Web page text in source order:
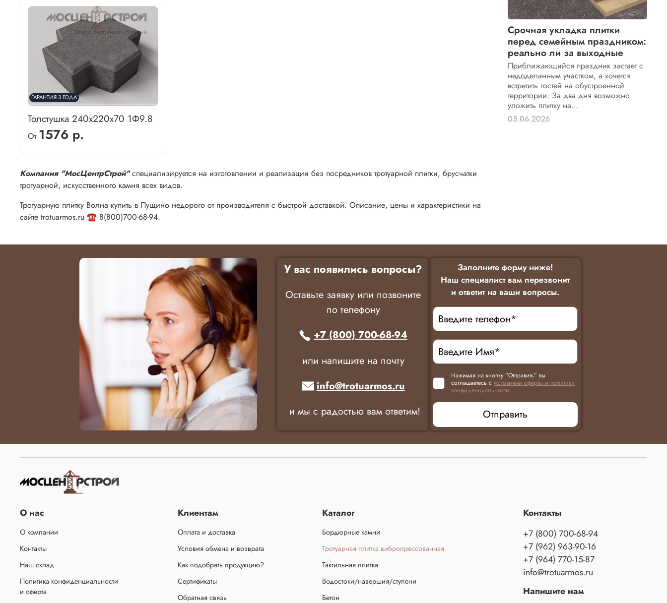
ГАРАНТИЯ 3 ГОДА
Толстушка 240х220х70 1Ф9.8
От 1576 р.
Компания "МосЦентрСтрой"специализируется на изготовлении и реализации без посредников тротуарной плитки, брусчатки
тротуарной, искусственного камня всех видов.
Тротуарную плитку Волна купить в Пущино недорого от производителя с быстрой доставкой. Описание, цены и характеристики на
сайте trotuarmos.ru ☎️ 8(800)700-68-94.
Срочная укладка плитки
перед семейным праздником:
реально ли за выходные
Приближающийся праздник застает с
недоделанным участком, а хочется
встретить гостей на обустроенной
территории. За два дня возможно
уложить плитку на...
05.06.2026
У вас появились вопросы?
Оставьте заявку или позвоните
по телефону
+7 (800) 700-68-94
или напишите на почту
info@trotuarmos.ru
и мы с радостью вам ответим!
Заполните форму ниже!
Наш специалист вам перезвонит
и ответит на ваши вопросы.
Нажимая на кнопку “Отправить” вы
соглашаетесь с условиями оферты и политики
конфиденциальности
Отправить
О нас
О компании
Контакты
Наш склад
Политика конфиденциальности
и оферта
Клиентам
Оплата и доставка
Условия обмена и возврата
Как подобрать продукцию?
Сертификаты
Обратная связь
Каталог
Бордюрные камни
Тротуарная плитка вибропрессованная
Тактильная плитка
Водостоки/навершия/ступени
Бетон
Контакты
+7 (800) 700-68-94
+7 (962) 963-90-16
+7 (964) 770-15-87
info@trotuarmos.ru
Напишите нам